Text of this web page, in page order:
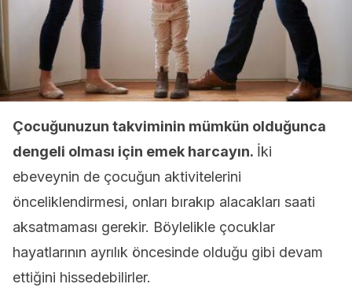
Çocuğunuzun takviminin mümkün olduğunca
dengeli olması için emek harcayın. İki
ebeveynin de çocuğun aktivitelerini
önceliklendirmesi, onları bırakıp alacakları saati
aksatmaması gerekir. Böylelikle çocuklar
hayatlarının ayrılık öncesinde olduğu gibi devam
ettiğini hissedebilirler.